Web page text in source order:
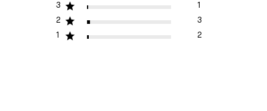
3
1
2
3
1
2